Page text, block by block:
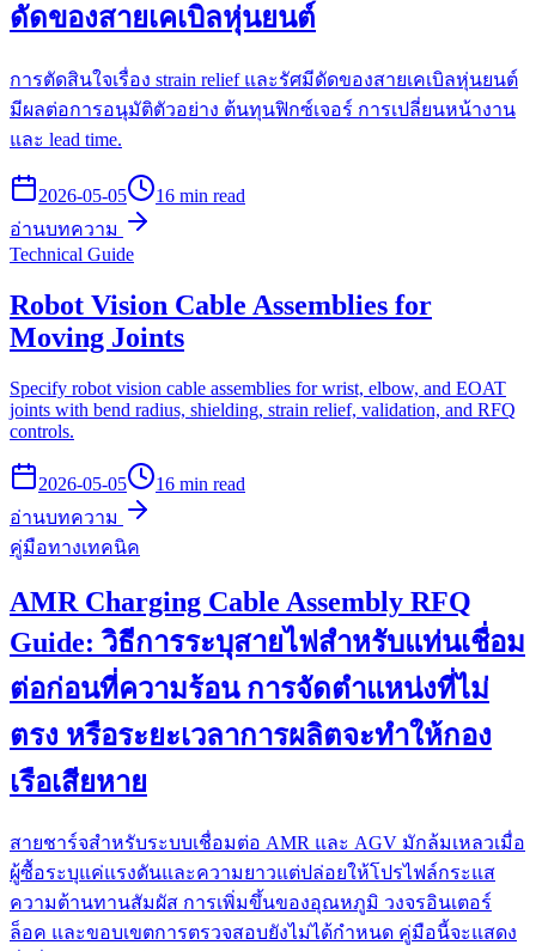
ดัดของสายเคเบิลหุ่นยนต์
การตัดสินใจเรื่อง strain relief และรัศมีดัดของสายเคเบิลหุ่นยนต์
มีผลต่อการอนุมัติตัวอย่าง ต้นทุนฟิกซ์เจอร์ การเปลี่ยนหน้างาน
และ lead time.
2026-05-05
16 min read
อ่านบทความ
Technical Guide
Robot Vision Cable Assemblies for
Moving Joints
Specify robot vision cable assemblies for wrist, elbow, and EOAT
joints with bend radius, shielding, strain relief, validation, and RFQ
controls.
2026-05-05
16 min read
อ่านบทความ
คู่มือทางเทคนิค
AMR Charging Cable Assembly RFQ
Guide: วิธีการระบุสายไฟสำหรับแท่นเชื่อม
ต่อก่อนที่ความร้อน การจัดตำแหน่งที่ไม่
ตรง หรือระยะเวลาการผลิตจะทำให้กอง
เรือเสียหาย
สายชาร์จสำหรับระบบเชื่อมต่อ AMR และ AGV มักล้มเหลวเมื่อ
ผู้ซื้อระบุแค่แรงดันและความยาวแต่ปล่อยให้โปรไฟล์กระแส
ความต้านทานสัมผัส การเพิ่มขึ้นของอุณหภูมิ วงจรอินเตอร์
ล็อค และขอบเขตการตรวจสอบยังไม่ได้กำหนด คู่มือนี้จะแสดง